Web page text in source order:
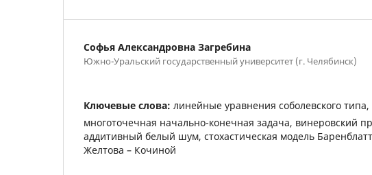
Софья Александровна Загребина
Южно-Уральский государственный университет (г. Челябинск)
Ключевые слова: линейные уравнения соболевского типа,
многоточечная начально-конечная задача, винеровский
аддитивный белый шум, стохастическая модель
Желтова – Кочиной